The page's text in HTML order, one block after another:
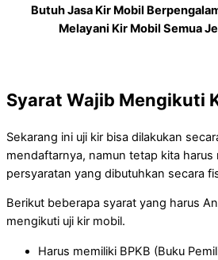
Butuh Jasa Kir Mobil
Melayani Kir Mobil Semua
Syarat Wajib Mengikuti
Sekarang ini uji kir bisa dilakukan
mendaftarnya, namun tetap kita harus
persyaratan yang dibutuhkan secara
Berikut beberapa syarat yang harus
mengikuti uji kir mobil.
Harus memiliki BPKB (Buku